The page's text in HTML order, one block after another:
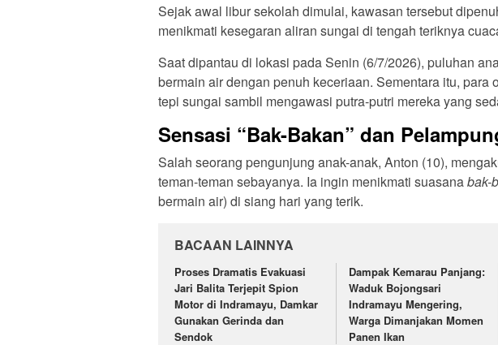
Sejak awal libur sekolah dimulai, kawasan tersebut
menikmati kesegaran aliran sungai di tengah teriknya
Saat dipantau di lokasi pada Senin (6/7/2026), puluhan
bermain air dengan penuh keceriaan. Sementara itu, para
tepi sungai sambil mengawasi putra-putri mereka yang
Sensasi “Bak-Bakan” dan
Salah seorang pengunjung anak-anak, Anton (10),
teman-teman sebayanya. Ia ingin menikmati suasanabak-
bermain air) di siang hari yang terik.
BACAAN LAINNYA
Proses Dramatis Evakuasi
Jari Balita Terjepit Spion
Motor di Indramayu, Damkar
Gunakan Gerinda dan
Sendok
Dampak Kemarau Panjang:
Waduk Bojongsari
Indramayu Mengering,
Warga Dimanjakan Momen
Panen Ikan